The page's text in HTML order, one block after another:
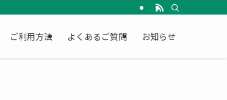
アプリで簡単予約。初回限定価格でお試しいただけます。
ご利用方法 よくあるご質問 お知らせ